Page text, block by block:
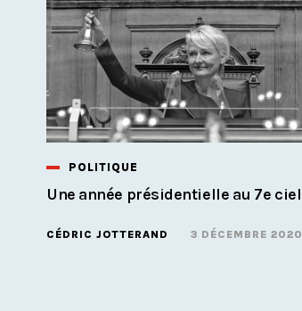
POLITIQUE
Une année présidentielle au 7e ciel
CÉDRIC JOTTERAND 3 DÉCEMBRE 2020